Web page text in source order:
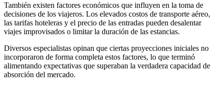
También existen factores económicos que influyen en la toma de
decisiones de los viajeros. Los elevados costos de transporte aéreo,
las tarifas hoteleras y el precio de las entradas pueden desalentar
viajes improvisados o limitar la duración de las estancias.
Diversos especialistas opinan que ciertas proyecciones iniciales no
incorporaron de forma completa estos factores, lo que terminó
alimentando expectativas que superaban la verdadera capacidad de
absorción del mercado.